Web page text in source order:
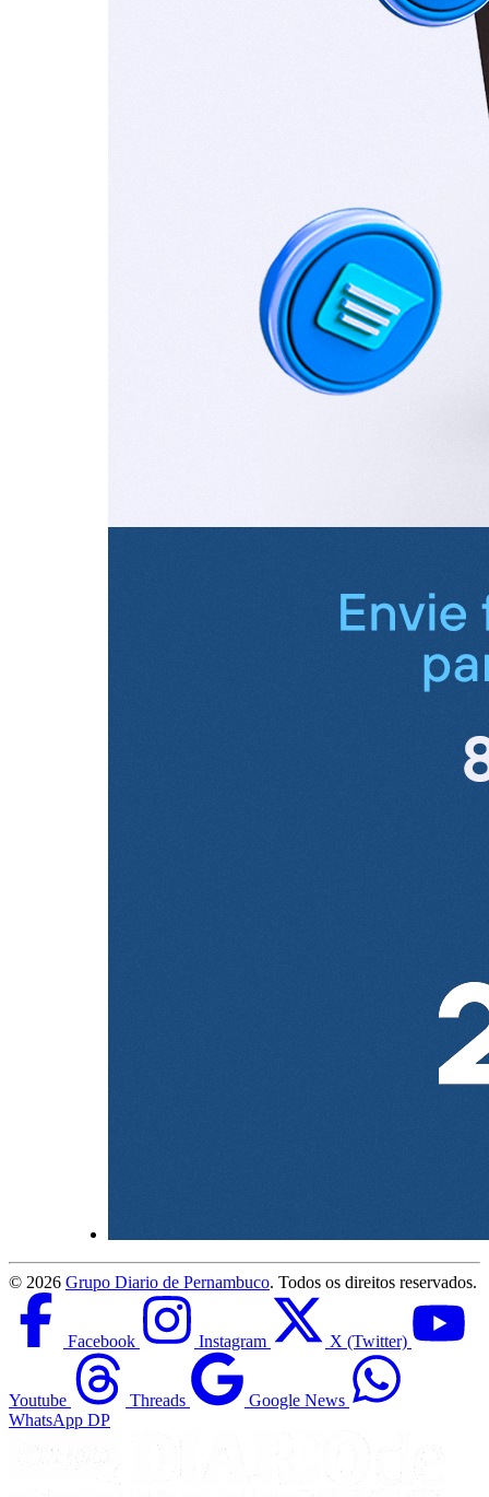
© 2026 Grupo Diario de Pernambuco. Todos os direitos reservados.
Facebook Instagram X (Twitter)
Youtube Threads
Google News
WhatsApp DP